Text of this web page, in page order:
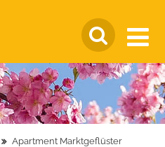
Apartment Marktgeflüster